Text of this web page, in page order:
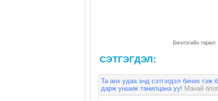
Бичлэгийн төрөл:
СЭТГЭГДЭЛ:
Та анх удаа энд сэтгэгдэл бичих гэж
дарж уншиж танилцана уу! Манай